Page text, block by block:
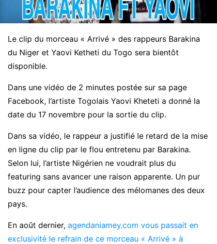
Le clip du morceau « Arrivé » des rappeurs Barakina
du Niger et Yaovi Ketheti du Togo sera bientôt
disponible.
Dans une vidéo de 2 minutes postée sur sa page
Facebook, l’artiste Togolais Yaovi Kheteti a donné la
date du 17 novembre pour la sortie du clip.
Dans sa vidéo, le rappeur a justifié le retard de la mise
en ligne du clip par le flou entretenu par Barakina.
Selon lui, l’artiste Nigérien ne voudrait plus du
featuring sans avancer une raison apparente. Un pur
buzz pour capter l’audience des mélomanes des deux
pays.
En août dernier, agendaniamey.com vous passait en
exclusivité le refrain de ce morceau « Arrivé » à